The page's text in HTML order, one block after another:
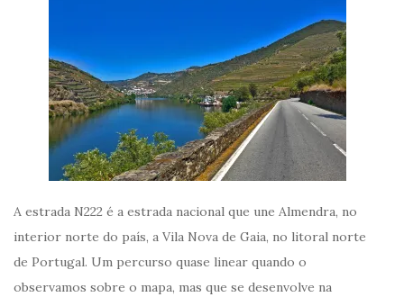
A estrada N222 é a estrada nacional que une Almendra, no
interior norte do país, a Vila Nova de Gaia, no litoral norte
de Portugal. Um percurso quase linear quando o
observamos sobre o mapa, mas que se desenvolve na